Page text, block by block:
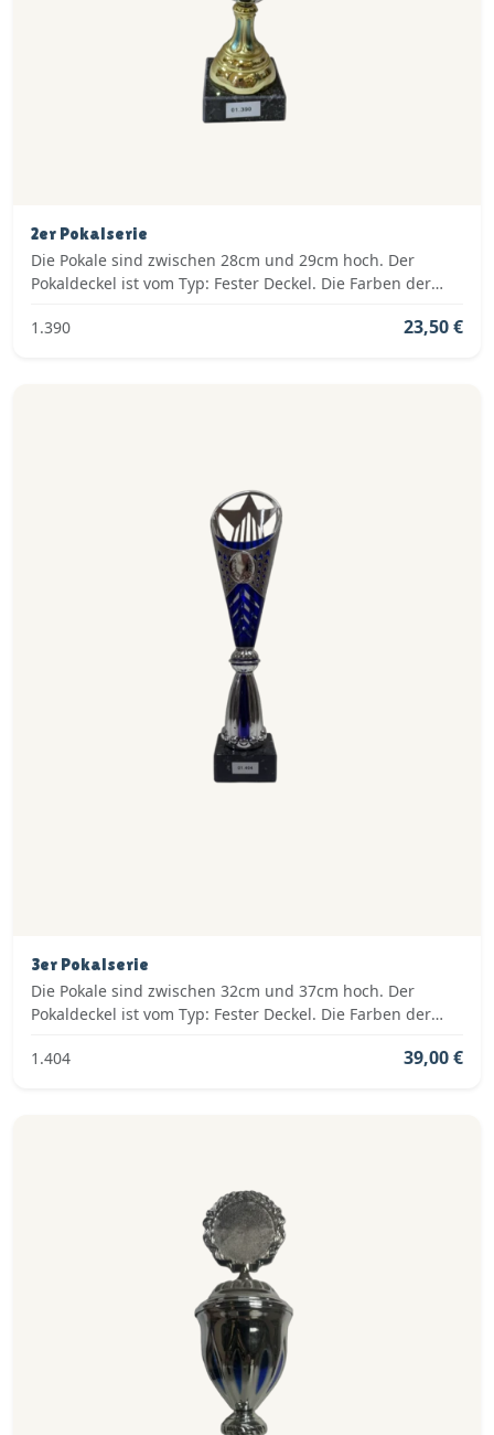
2er Pokalserie
Die Pokale sind zwischen 28cm und 29cm hoch. Der
Pokaldeckel ist vom Typ: Fester Deckel. Die Farben der
1.390
23,50 €
3er Pokalserie
Die Pokale sind zwischen 32cm und 37cm hoch. Der
Pokaldeckel ist vom Typ: Fester Deckel. Die Farben der
1.404
39,00 €